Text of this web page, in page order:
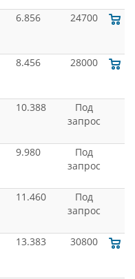
6.856 24700
8.456 28000
10.388
Под
запрос
9.980
Под
запрос
11.460
Под
запрос
13.383 30800